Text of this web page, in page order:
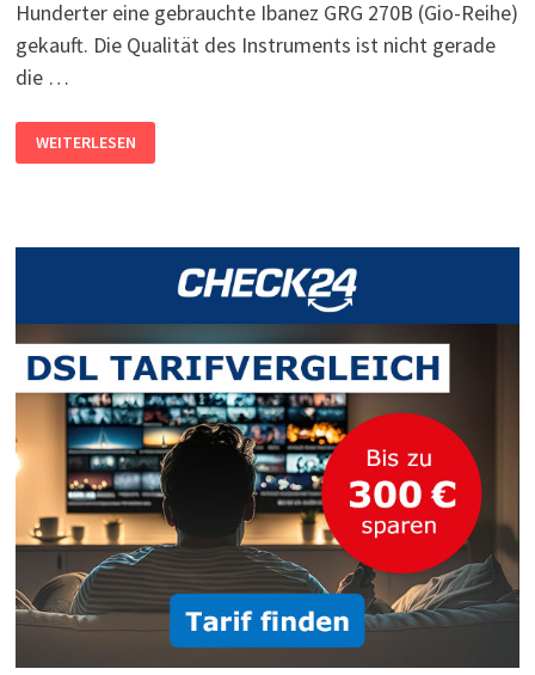
Hunderter eine gebrauchte Ibanez GRG 270B (Gio-Reihe)
gekauft. Die Qualität des Instruments ist nicht gerade
die …
E-
GITARREN-
REPARATUR:
VERABSCHIEDEN
WEITERLESEN